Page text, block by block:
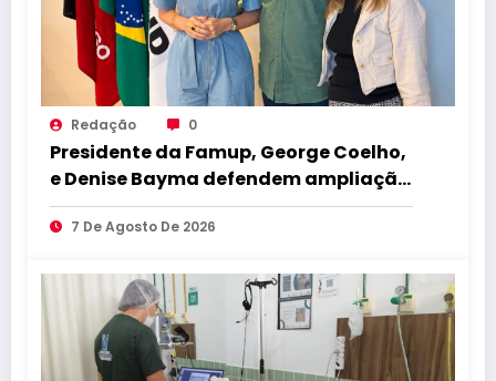
Redação 0
Presidente da Famup, George Coelho,
e Denise Bayma defendem ampliação
da participação feminina na gestão
pública em entrevista exclusiva ao
7 De Agosto De 2026